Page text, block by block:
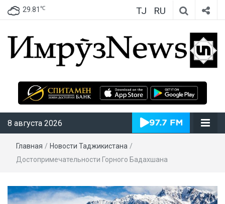
29.81 ℃ TJ RU
ИмрӯзNews
8 августа 2026
Главная / Новости Таджикистана /
Достопримечательности Горного Бадахшана